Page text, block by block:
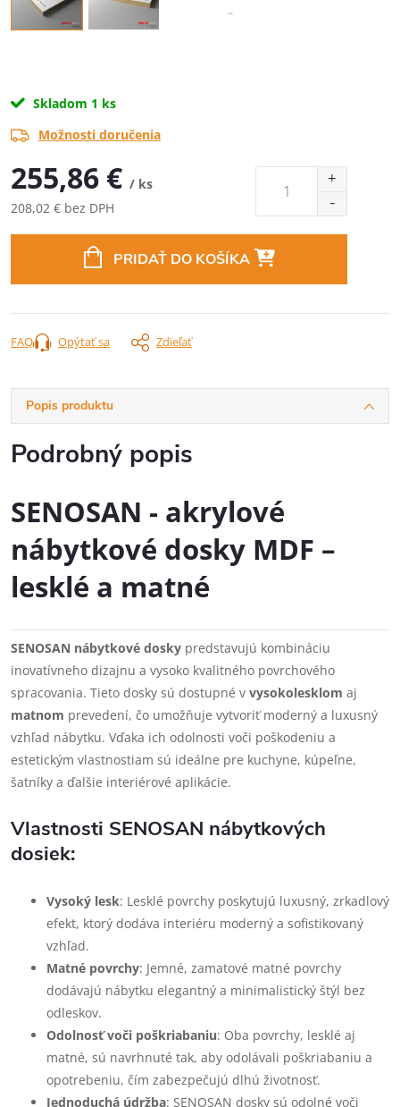
Skladom 1 ks
Možnosti doručenia
255,86 € / ks
208,02 € bez DPH
PRIDAŤ DO KOŠÍKA
Opýtať sa Zdieľať
FAQ
Popis produktu
Podrobný popis
SENOSAN - akrylové
nábytkové dosky MDF –
lesklé a matné
SENOSAN nábytkové dosky predstavujú kombináciu
inovatívneho dizajnu a vysoko kvalitného povrchového
spracovania. Tieto dosky sú dostupné v vysokolesklom aj
matnom prevedení, čo umožňuje vytvoriť moderný a luxusný
vzhľad nábytku. Vďaka ich odolnosti voči poškodeniu a
estetickým vlastnostiam sú ideálne pre kuchyne, kúpeľne,
šatníky a ďalšie interiérové aplikácie.
Vlastnosti SENOSAN nábytkových
dosiek:
Vysoký lesk: Lesklé povrchy poskytujú luxusný, zrkadlový
efekt, ktorý dodáva interiéru moderný a sofistikovaný
vzhľad.
Matné povrchy: Jemné, zamatové matné povrchy
dodávajú nábytku elegantný a minimalistický štýl bez
odleskov.
Odolnosť voči poškriabaniu: Oba povrchy, lesklé aj
matné, sú navrhnuté tak, aby odolávali poškriabaniu a
opotrebeniu, čím zabezpečujú dlhú životnosť.
Jednoduchá údržba: SENOSAN dosky sú odolné voči